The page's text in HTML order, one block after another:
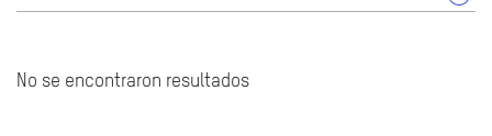
No se encontraron resultados